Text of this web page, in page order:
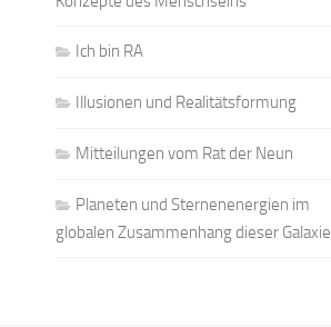
Ich bin RA
Illusionen und Realitätsformung
Mitteilungen vom Rat der Neun
Planeten und Sternenenergien im
globalen Zusammenhang dieser Galaxie